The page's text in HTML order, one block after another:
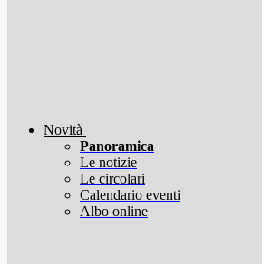
Novità
Panoramica
Le notizie
Le circolari
Calendario eventi
Albo online